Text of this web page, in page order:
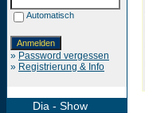
Automatisch
» Password vergessen
» Registrierung & Info
Dia - Show